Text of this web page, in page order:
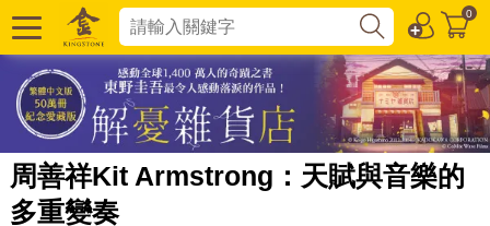
0
周善祥Kit Armstrong：天賦與音樂的
多重變奏